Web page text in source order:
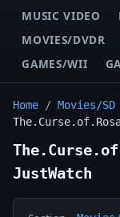
MUSIC VIDEO
MOVIES/DVDR
GAMES/WII
Home / Movies/SD
JustWatch